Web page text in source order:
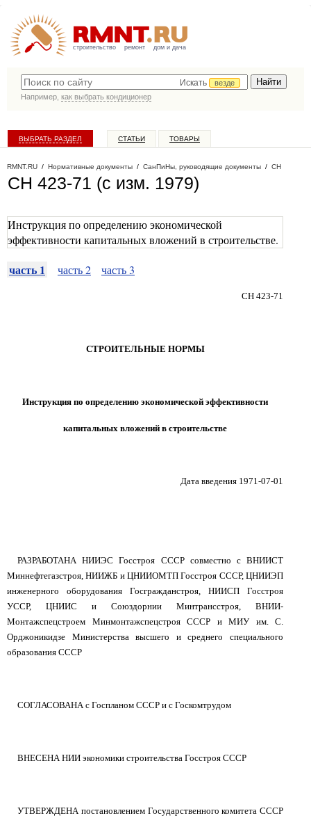
строительство ремонт дом и дача
Искать
везде
Например, как выбрать кондиционер
ВЫБРАТЬ РАЗДЕЛ СТАТЬИ ТОВАРЫ
RMNT.RU / Нормативные документы / СанПиНы, руководящие документы / СН
СН 423-71 (с изм. 1979)
Инструкция по определению экономической
эффективности капитальных вложений в строительстве.
часть 1 часть 2 часть 3
СН 423-71
СТРОИТЕЛЬНЫЕ НОРМЫ
Инструкция по определению экономической эффективности
капитальных вложений в строительстве
Дата введения 1971-07-01
РАЗРАБОТАНА НИИЭС Госстроя СССР совместно с ВНИИСТ
Миннефтегазстроя, НИИЖБ и ЦНИИОМТП Госстроя СССР, ЦНИИЭП
инженерного оборудования Госгражданстроя, НИИСП Госстроя
УССР, ЦНИИС и Союздорнии Минтрансстроя, ВНИИ-
Монтажспецстроем Минмонтажспецстроя СССР и МИУ им. С.
Орджоникидзе Министерства высшего и среднего специального
образования СССР
СОГЛАСОВАНА с Госпланом СССР и с Госкомтрудом
ВНЕСЕНА НИИ экономики строительства Госстроя СССР
УТВЕРЖДЕНА постановлением Государственного комитета СССР